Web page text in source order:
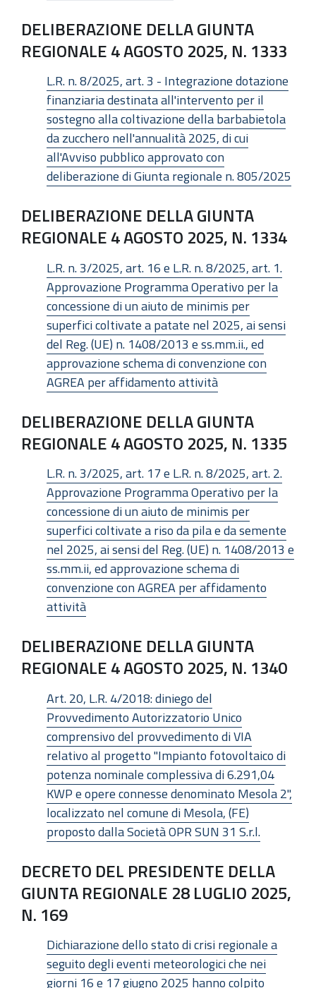
DELIBERAZIONE DELLA GIUNTA
REGIONALE 4 AGOSTO 2025, N. 1333
L.R. n. 8/2025, art. 3 - Integrazione dotazione
finanziaria destinata all'intervento per il
sostegno alla coltivazione della barbabietola
da zucchero nell'annualità 2025, di cui
all'Avviso pubblico approvato con
deliberazione di Giunta regionale n. 805/2025
DELIBERAZIONE DELLA GIUNTA
REGIONALE 4 AGOSTO 2025, N. 1334
L.R. n. 3/2025, art. 16 e L.R. n. 8/2025, art. 1.
Approvazione Programma Operativo per la
concessione di un aiuto de minimis per
superfici coltivate a patate nel 2025, ai sensi
del Reg. (UE) n. 1408/2013 e ss.mm.ii., ed
approvazione schema di convenzione con
AGREA per affidamento attività
DELIBERAZIONE DELLA GIUNTA
REGIONALE 4 AGOSTO 2025, N. 1335
L.R. n. 3/2025, art. 17 e L.R. n. 8/2025, art. 2.
Approvazione Programma Operativo per la
concessione di un aiuto de minimis per
superfici coltivate a riso da pila e da semente
nel 2025, ai sensi del Reg. (UE) n. 1408/2013 e
ss.mm.ii, ed approvazione schema di
convenzione con AGREA per affidamento
attività
DELIBERAZIONE DELLA GIUNTA
REGIONALE 4 AGOSTO 2025, N. 1340
Art. 20, L.R. 4/2018: diniego del
Provvedimento Autorizzatorio Unico
comprensivo del provvedimento di VIA
relativo al progetto "Impianto fotovoltaico di
potenza nominale complessiva di 6.291,04
KWP e opere connesse denominato Mesola 2",
localizzato nel comune di Mesola, (FE)
proposto dalla Società OPR SUN 31 S.r.l.
DECRETO DEL PRESIDENTE DELLA
GIUNTA REGIONALE 28 LUGLIO 2025,
N. 169
Dichiarazione dello stato di crisi regionale a
seguito degli eventi meteorologici che nei
giorni 16 e 17 giugno 2025 hanno colpito